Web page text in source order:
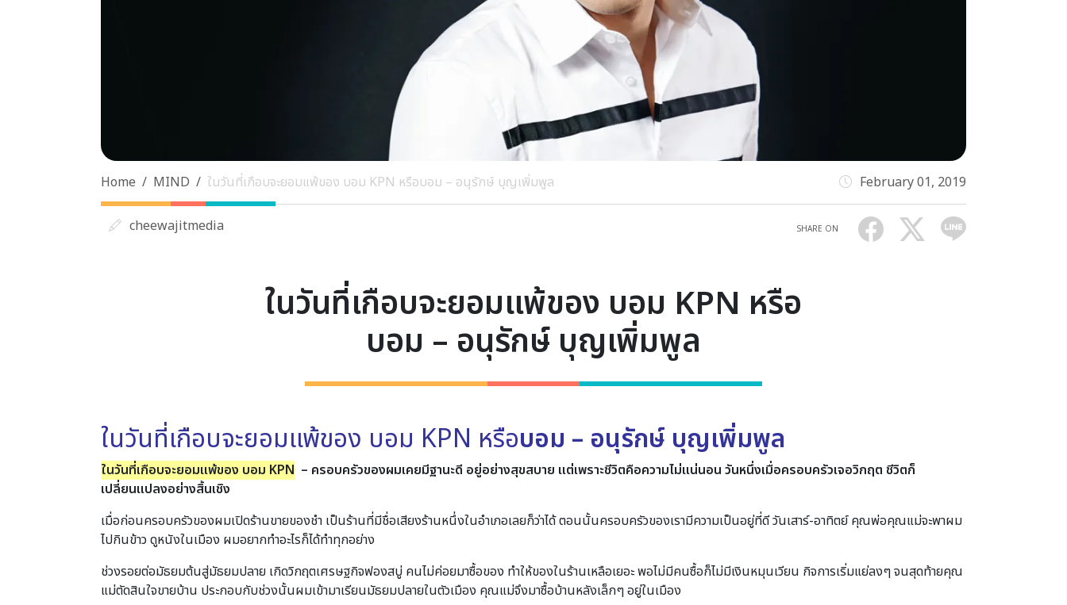
Home MIND ในวันที่เกือบจะยอมแพ้ของ บอม KPN หรือบอม – อนุรักษ์ บุญเพิ่มพูล February 01, 2019
cheewajitmedia SHARE ON
ในวันที่เกือบจะยอมแพ้ของ บอม KPN หรือ
บอม – อนุรักษ์ บุญเพิ่มพูล
ในวันที่เกือบจะยอมแพ้ของ บอม KPN หรือบอม – อนุรักษ์ บุญเพิ่มพูล
ในวันที่เกือบจะยอมแพ้ของ บอม KPN – ครอบครัวของผมเคยมีฐานะดี อยู่อย่างสุขสบาย แต่เพราะชีวิตคือความไม่แน่นอน วันหนึ่งเมื่อครอบครัวเจอวิกฤต ชีวิตก็
เปลี่ยนแปลงอย่างสิ้นเชิง
เมื่อก่อนครอบครัวของผมเปิดร้านขายของชำ เป็นร้านที่มีชื่อเสียงร้านหนึ่งในอำเภอเลยก็ว่าได้ ตอนนั้นครอบครัวของเรามีความเป็นอยู่ที่ดี วันเสาร์-อาทิตย์ คุณพ่อคุณแม่จะพาผม
ไปกินข้าว ดูหนังในเมือง ผมอยากทำอะไรก็ได้ทำทุกอย่าง
ช่วงรอยต่อมัธยมต้นสู่มัธยมปลาย เกิดวิกฤตเศรษฐกิจฟองสบู่ คนไม่ค่อยมาซื้อของ ทำให้ของในร้านเหลือเยอะ พอไม่มีคนซื้อก็ไม่มีเงินหมุนเวียน กิจการเริ่มแย่ลงๆ จนสุดท้ายคุณ
แม่ตัดสินใจขายบ้าน ประกอบกับช่วงนั้นผมเข้ามาเรียนมัธยมปลายในตัวเมือง คุณแม่จึงมาซื้อบ้านหลังเล็กๆ อยู่ในเมือง